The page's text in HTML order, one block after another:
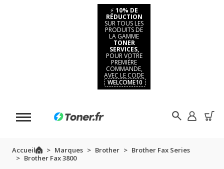
⚡ 10% DE
RÉDUCTION
SUR TOUS LES
PRODUITS DE
LA GAMME
TONER
SERVICES,
POUR VOTRE
PREMIÈRE
COMMANDE,
AVEC LE CODE
WELCOME10
Accueil Marques Brother
Brother Fax Series
Brother Fax 3800